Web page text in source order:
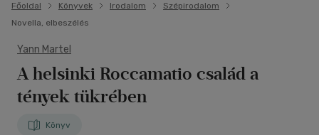
Főoldal Könyvek Irodalom
Szépirodalom
Novella, elbeszélés
Yann Martel
A helsinki Roccamatio család a
tények tükrében
Könyv